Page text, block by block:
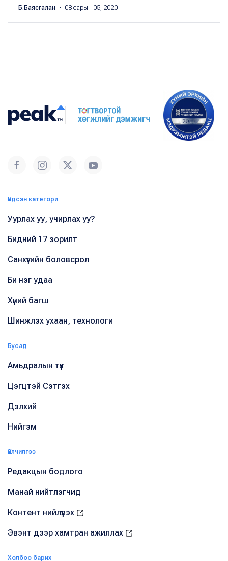
Б.Баясгалан ・ 08 сарын 05, 2020
Үндсэн категори
Уурлах уу, учирлах уу?
Бидний 17 зорилт
Санхүүгийн боловсрол
Би нэг удаа
Хүний багш
Шинжлэх ухаан, технологи
Бусад
Амьдралын түүх
Цэгцтэй Сэтгэх
Дэлхий
Нийгэм
Үйлчилгээ
Редакцын бодлого
Манай нийтлэгчид
Контент нийлүүлэх
Эвэнт дээр хамтран ажиллах
Холбоо барих